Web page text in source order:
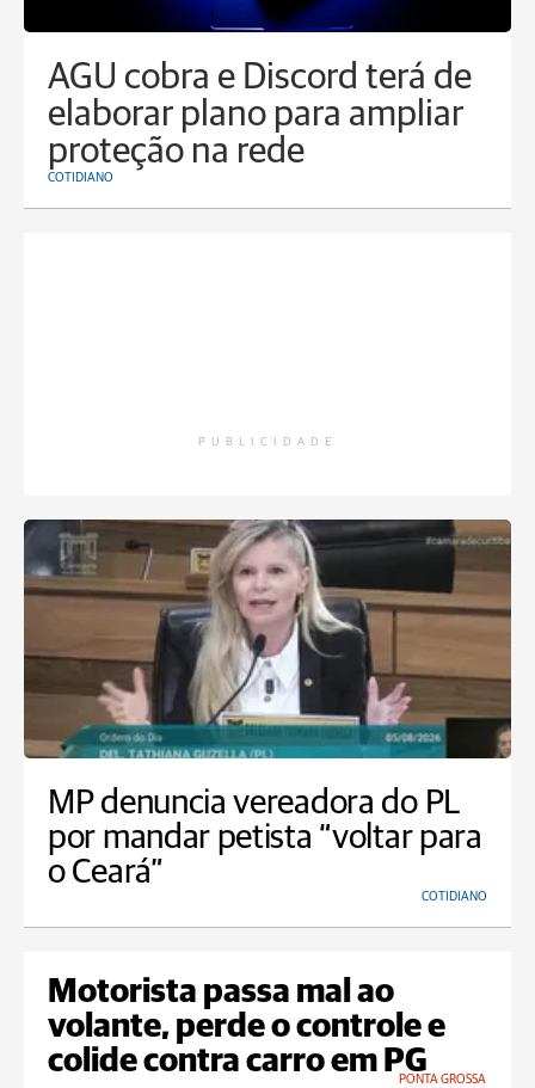
AGU cobra e Discord terá de
elaborar plano para ampliar
proteção na rede
COTIDIANO
PUBLICIDADE
MP denuncia vereadora do PL
por mandar petista “voltar para
o Ceará”
COTIDIANO
Motorista passa mal ao
volante, perde o controle e
colide contra carro em PG
PONTA GROSSA